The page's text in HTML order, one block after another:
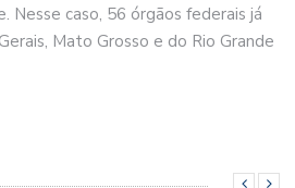
caso, 56 órgãos federais já
Mato Grosso e do Rio Grande